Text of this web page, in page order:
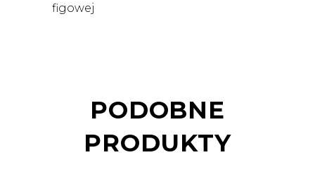
figowej
PODOBNE
PRODUKTY